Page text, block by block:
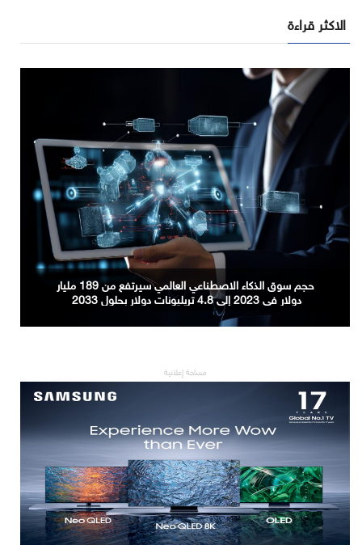
الاكثر قراءة
حجم سوق الذكاء الاصطناعي العالمي سيرتفع من 189 مليار
دولار في 2023 إلى 4.8 تريليونات دولار بحلول 2033
مساحة إعلانية